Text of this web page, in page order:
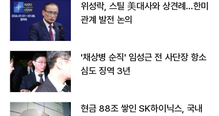
위성락, 스틸 美대사와 상견례…한미
관계 발전 논의
'채상병 순직' 임성근 전 사단장 항소
심도 징역 3년
현금 88조 쌓인 SK하이닉스, 국내